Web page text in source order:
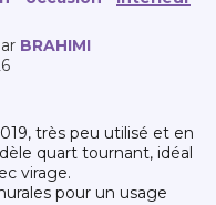
BRAHIMI
quart tournant, idéal
virage.
pour un usage